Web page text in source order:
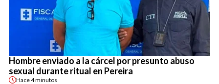
Hombre enviado a la cárcel por presunto abuso
sexual durante ritual en Pereira
Hace4 minutos